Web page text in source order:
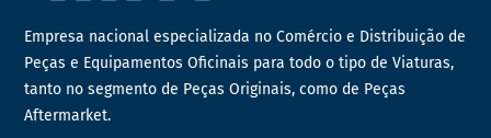
Empresa nacional especializada no Comércio e Distribuição de
Peças e Equipamentos Oficinais para todo o tipo de Viaturas,
tanto no segmento de Peças Originais, como de Peças
Aftermarket.